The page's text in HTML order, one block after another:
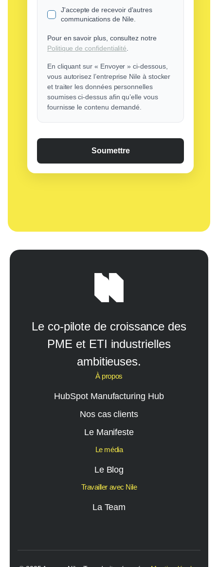
J'accepte de recevoir d'autres
communications de Nile.
Pour en savoir plus, consultez notre
Politique de confidentialité.
En cliquant sur « Envoyer » ci-dessous,
vous autorisez l’entreprise Nile à stocker
et traiter les données personnelles
soumises ci-dessus afin qu’elle vous
fournisse le contenu demandé.
Le co-pilote de croissance des
PME et ETI industrielles
ambitieuses.
À propos
HubSpot Manufacturing Hub
Nos cas clients
Le Manifeste
Le média
Le Blog
Travailler avec Nile
La Team